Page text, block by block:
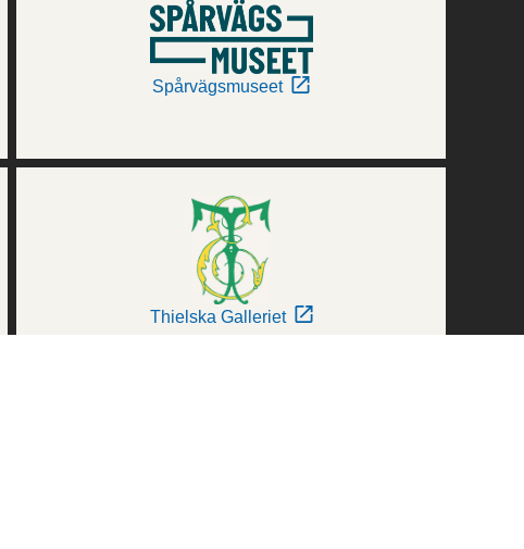
Spårvägsmuseet
Thielska Galleriet